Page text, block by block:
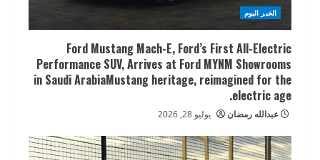
الخبر اليوم
Ford Mustang Mach-E, Ford’s First All-Electric
Performance SUV, Arrives at Ford MYNM Showrooms
in Saudi ArabiaMustang heritage, reimagined for the
electric age.
عبدالله رمضان يوليو 28, 2026